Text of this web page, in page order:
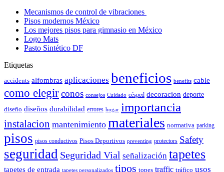
Mecanismos de control de vibraciones
Pisos modernos México
Los mejores pisos para gimnasio en México
Logo Mats
Pasto Sintético DF
Etiquetas
accidents alfombras aplicaciones beneficios benefits cable
como elegirconos consejos Cuidado césped decoracion deporte
diseño diseños durabilidad errores hogar importancia
instalacion mantenimiento materiales normativa parking
pisos pisos conductivos Pisos Deportivos preventing protectors Safety
seguridad Seguridad Vial señalización tapetes
tapetes de entrada tapetes personalizados tipos topes traffic tráfico usos